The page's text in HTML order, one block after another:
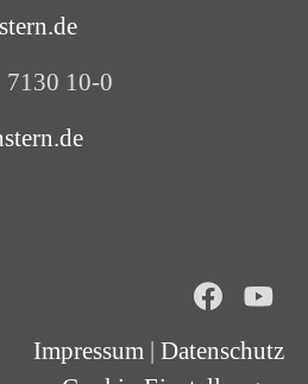
7130 10-0
Impressum
Datenschutz